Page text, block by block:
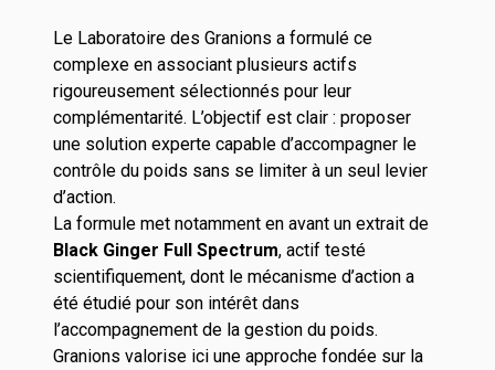
Le Laboratoire des Granions a formulé ce
complexe en associant plusieurs actifs
rigoureusement sélectionnés pour leur
complémentarité. L’objectif est clair : proposer
une solution experte capable d’accompagner le
contrôle du poids sans se limiter à un seul levier
d’action.
La formule met notamment en avant un extrait de
Black Ginger Full Spectrum, actif testé
scientifiquement, dont le mécanisme d’action a
été étudié pour son intérêt dans
l’accompagnement de la gestion du poids.
Granions valorise ici une approche fondée sur la